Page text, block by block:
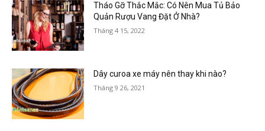
Tháo Gỡ Thắc Mắc: Có Nên Mua Tủ Bảo
Quản Rượu Vang Đặt Ở Nhà?
Tháng 4 15, 2022
Dây curoa xe máy nên thay khi nào?
Tháng 9 26, 2021